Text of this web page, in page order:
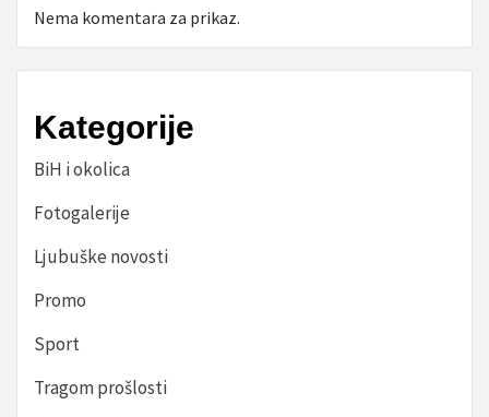
Nema komentara za prikaz.
Kategorije
BiH i okolica
Fotogalerije
Ljubuške novosti
Promo
Sport
Tragom prošlosti